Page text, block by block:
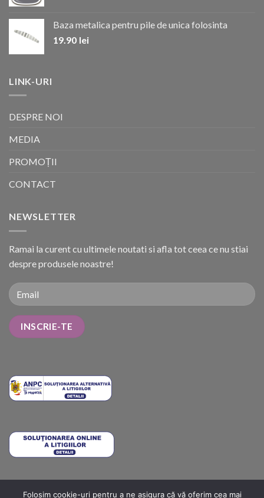
Baza metalica pentru pile de unica folosinta
19.90 lei
LINK-URI
DESPRE NOI
MEDIA
PROMOȚII
CONTACT
NEWSLETTER
Ramai la curent cu ultimele noutati si afla tot ceea ce nu stiai
despre produsele noastre!
Folosim cookie-uri pentru a ne asigura că vă oferim cea mai